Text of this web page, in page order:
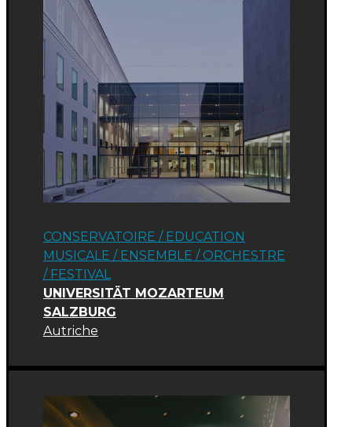
CONSERVATOIRE / EDUCATION
MUSICALE / ENSEMBLE / ORCHESTRE
/ FESTIVAL
UNIVERSITÄT MOZARTEUM
SALZBURG
Autriche